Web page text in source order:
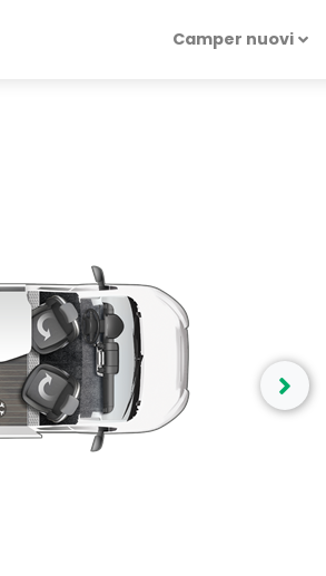
Camper nuovi